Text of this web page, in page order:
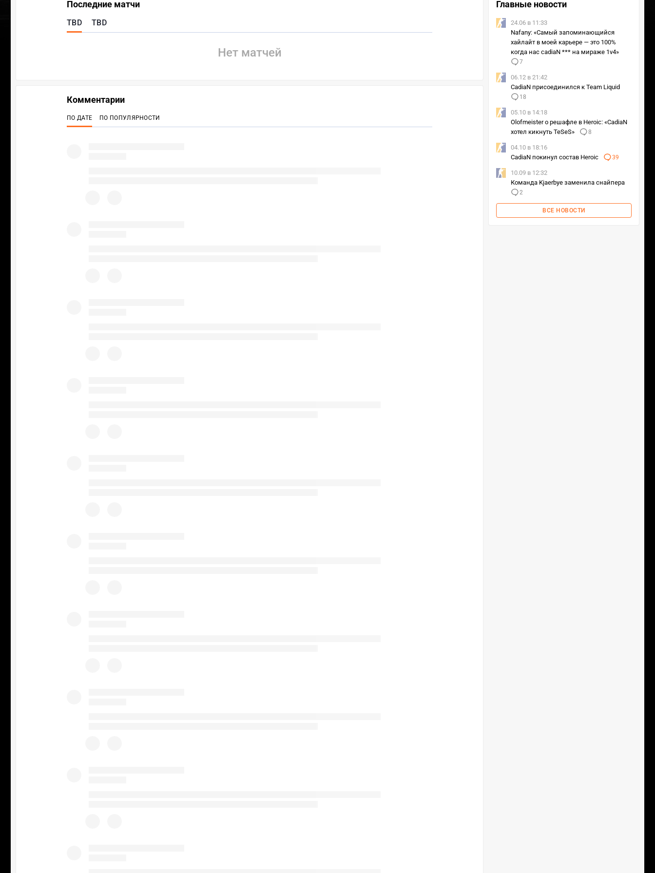
Последние матчи
TBD TBD
Нет матчей
Главные новости
24.06 в 11:33
Nafany: «Самый запоминающийся
хайлайт в моей карьере — это 100%
когда нас cadiaN *** на мираже 1v4»
7
06.12 в 21:42
CadiaN присоединился к Team Liquid
18
05.10 в 14:18
Olofmeister о решафле в Heroic: «CadiaN
хотел кикнуть TeSeS»
8
04.10 в 18:16
CadiaN покинул состав Heroic
39
10.09 в 12:32
Команда Kjaerbye заменила снайпера
2
ВСЕ НОВОСТИ
Комментарии
ПО ДАТЕ ПО ПОПУЛЯРНОСТИ